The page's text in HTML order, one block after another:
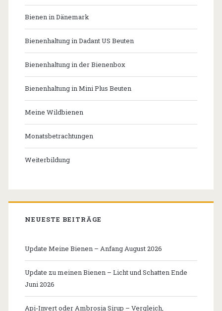
Bienen in Dänemark
Bienenhaltung in Dadant US Beuten
Bienenhaltung in der Bienenbox
Bienenhaltung in Mini Plus Beuten
Meine Wildbienen
Monatsbetrachtungen
Weiterbildung
NEUESTE BEITRÄGE
Update Meine Bienen – Anfang August 2026
Update zu meinen Bienen – Licht und Schatten Ende
Juni 2026
Api-Invert oder Ambrosia Sirup – Vergleich,